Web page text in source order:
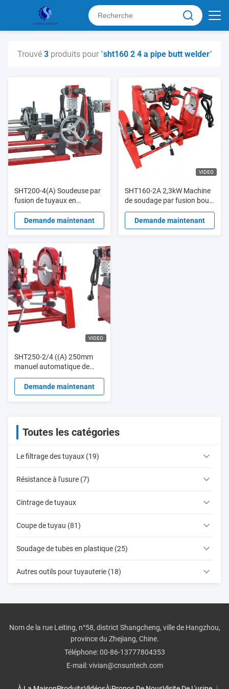
Trouvé 3produits pour "sht160 2 4 a pipe butt welder"
SHT200-4(A) Soudeuse par
fusion de tuyaux en
polyéthylène haute efficacité
Fonctionnement en douceur
Demande maintenant
VIDEO
SHT160-2A 2,3kW Machine
de soudage par fusion bout
à bout HDPE 200V Manuel
Haute efficacité
Demande maintenant
VIDEO
SHT250-2/4 ((A) 250mm
manuel automatique de
fusion de poly but
hydraulique en plastique PE
tuyau à chaud
Demande maintenant
Toutes les catégories
Le filtrage des tuyaux (19)
Résistance à l'usure (7)
Cintrage de tuyaux
Coupe de tuyau (81)
Soudage de tubes en plastique (25)
Autres outils pour tuyauterie (18)
Nom de la rue Leiting, n°58, district Shangcheng, ville de Hangzhou,
province du Zhejiang, Chine.
Téléphone:00-86-13777804353
E-mail:vivian@cnsuntech.com